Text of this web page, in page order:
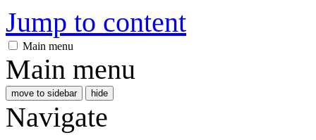
Jump to content
Main menu
Main menu
move to sidebar hide
Navigate